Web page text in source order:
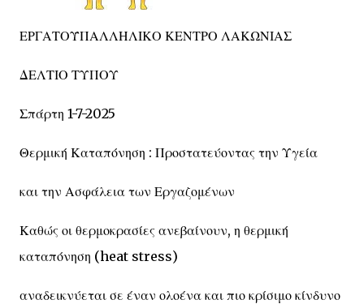
ΕΡΓΑΤΟΫΠΑΛΛΗΛΙΚΟ ΚΕΝΤΡΟ ΛΑΚΩΝΙΑΣ
ΔΕΛΤΙΟ ΤΥΠΟΥ
Σπάρτη 1-7-2025
Θερμική Καταπόνηση : Προστατεύοντας την Υγεία
και την Ασφάλεια των Εργαζομένων
Καθώς οι θερμοκρασίες ανεβαίνουν, η θερμική
καταπόνηση (heat stress)
αναδεικνύεται σε έναν ολοένα και πιο κρίσιμο κίνδυνο